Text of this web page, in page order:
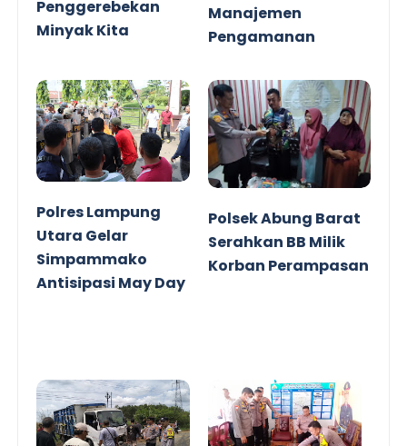
Penggerebekan
Minyak Kita
Manajemen
Pengamanan
Polres Lampung
Utara Gelar
Simpammako
Antisipasi May Day
Polsek Abung Barat
Serahkan BB Milik
Korban Perampasan